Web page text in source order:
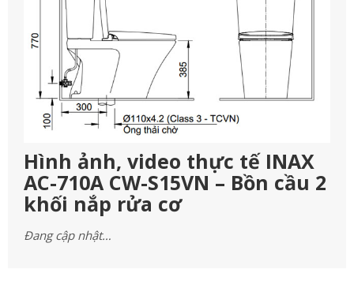
Hình ảnh, video thực tế INAX
AC-710A CW-S15VN – Bồn cầu 2
khối nắp rửa cơ
Đang cập nhật…